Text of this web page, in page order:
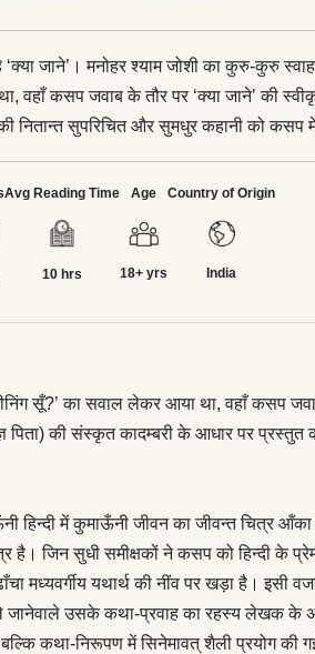
जाने’। मनोहर श्याम जोशी का कुरु-कुरु स्वाहा
वहाँ कसप जवाब के तौर पर ‘क्या जाने’ की
जीवन की टीस को अपने पंडिताऊ परिहास में
और स्मृत्याभास के बीचोबीच ‘फ्रीज’ कर देता है।
ने आंचलिक कथाकारों वाला तेवर अपनाते हुए
आँका है। यह प्रेमकथा दलिद्दर से लेकर दिव्य
के द्वीप का तेवर बौद्धिक और उच्चवर्गीय है, वहाँ
की नींव पर खड़ा है। इसी वजह से कसप में
ख्यात परवर्ती हिन्दी प्रेमाख्यान गुनाहों का
यह है कि उसने इसे ‘‘चालीस दिन की
सिने शब्दावली का प्रयोग सार्थक है क्योंकि न
निरूपण में सिनेमावत् शैली प्रयोग की गई है। 1910 की
तक की अनुगूँजों से भरा, गँवई गाँव के एक
और काशी के समृद्ध शास्त्रियों की सिरचढ़ी,
Avg Reading Time
10 hrs
Age
18+ yrs
Country of Origin
India
सूँ?’ का सवाल लेकर आया था, वहाँ कसप
की संस्कृत कादम्बरी के आधार पर प्रस्तुत
में कुमाऊँनी जीवन का जीवन्त चित्र
जिन सुधी समीक्षकों ने कसप को हिन्दी के
मध्यवर्गीय यथार्थ की नींव पर खड़ा है।
उसके कथा-प्रवाह का रहस्य लेखक के
कथा-निरूपण में सिनेमावत् शैली प्रयोग की